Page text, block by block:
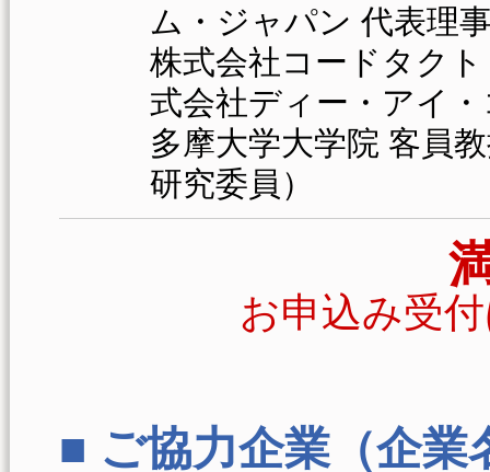
ム・ジャパン 代表理
株式会社コードタク
式会社ディー・アイ
多摩大学大学院 客員
研究委員）
お申込み受
■ ご協力企業（企業